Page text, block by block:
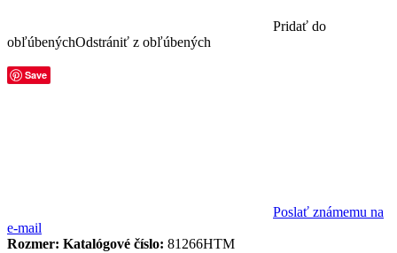
Pridať do
obľúbenýchOdstrániť z obľúbených
Save
Poslať známemu na
e-mail
Rozmer: Katalógové číslo: 81266HTM